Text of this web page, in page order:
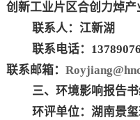
创新工业片区合创力焯产
联系人：江新湖
联系电话：
联系邮箱： Royjiang
三、环境影响报告
环评单位：湖南景